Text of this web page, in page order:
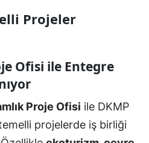
Projeler
Ofisi ile Entegre
Proje Ofisi ile DKMP
projelerde iş birliği